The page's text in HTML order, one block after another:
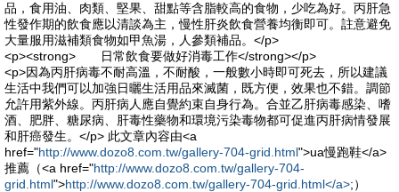
品，食用油、肉類、堅果、甜點等含脂較高的食物，少吃為好。丙肝急
性發作期的飲食應以清談為主，慢性肝炎飲食營養均衡即可。註意避免
大量服用滋補類食物如甲魚湯，人參類補品。</p>
<p><strong> 日常飲食要做好消毒工作</strong></p>
<p>因為丙肝病毒不耐高溫，不耐酸，一般數小時即可死去，所以建議
生活中我們可以加強日曬生活用品來滅菌，既方便，效果也不錯。調節
允許用紫外線。丙肝病人應自覺約束自身行為。合並乙肝病毒感染、嗜
酒、肥胖、糖尿病、肝毒性藥物和環境污染毒物都可促進丙肝病情發展
和肝癌發生。</p> 此文章內容由<a
href="http://www.dozo8.com.tw/gallery-704-grid.html">ua慢跑鞋</a>
推薦（<a href="http://www.dozo8.com.tw/gallery-704-
grid.html">http://www.dozo8.com.tw/gallery-704-grid.html</a>;）